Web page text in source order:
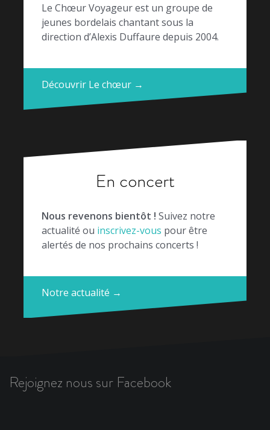
Le Chœur Voyageur est un groupe de
jeunes bordelais chantant sous la
direction d’Alexis Duffaure depuis 2004.
Découvrir Le chœur →
En concert
Nous revenons bientôt ! Suivez notre
actualité ou inscrivez-vous pour être
alertés de nos prochains concerts !
Notre actualité →
Rejoignez nous sur Facebook